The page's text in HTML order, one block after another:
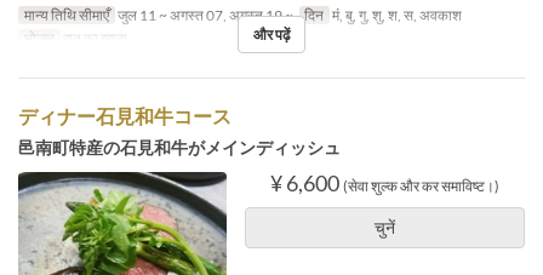
मान्य तिथि सीमाएँ जुल 11 ~ अगस्त 07, अगस्त 19 ~ दिन मं, बु, गु, शु, श, स, अवकाश
भोजन
रात का खाना और पढ़ें
ディナー石見和牛コース
邑南町特産の石見和牛がメインディッシュ
¥ 6,600 (सेवा शुल्क और कर समाविष्ट।)
चुनें